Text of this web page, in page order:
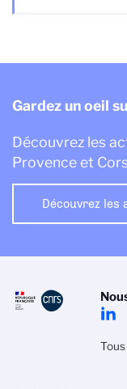
Gardez un oeil
Découvrez les
Provence et
Découvrez les